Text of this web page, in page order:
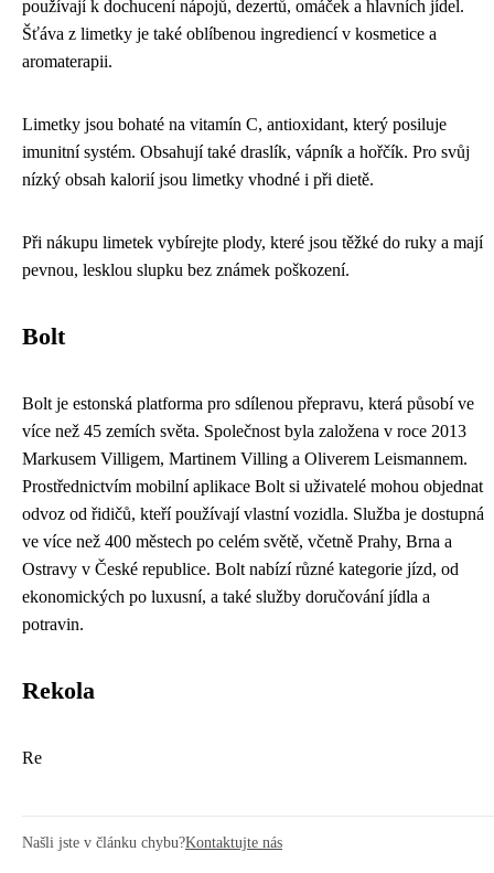
používají k dochucení nápojů, dezertů, omáček a hlavních jídel.
Šťáva z limetky je také oblíbenou ingrediencí v kosmetice a
aromaterapii.
Limetky jsou bohaté na vitamín C, antioxidant, který posiluje
imunitní systém. Obsahují také draslík, vápník a hořčík. Pro svůj
nízký obsah kalorií jsou limetky vhodné i při dietě.
Při nákupu limetek vybírejte plody, které jsou těžké do ruky a mají
pevnou, lesklou slupku bez známek poškození.
Bolt
Bolt je estonská platforma pro sdílenou přepravu, která působí ve
více než 45 zemích světa. Společnost byla založena v roce 2013
Markusem Villigem, Martinem Villing a Oliverem Leismannem.
Prostřednictvím mobilní aplikace Bolt si uživatelé mohou objednat
odvoz od řidičů, kteří používají vlastní vozidla. Služba je dostupná
ve více než 400 městech po celém světě, včetně Prahy, Brna a
Ostravy v České republice. Bolt nabízí různé kategorie jízd, od
ekonomických po luxusní, a také služby doručování jídla a
potravin.
Rekola
Re
Našli jste v článku chybu?Kontaktujte nás